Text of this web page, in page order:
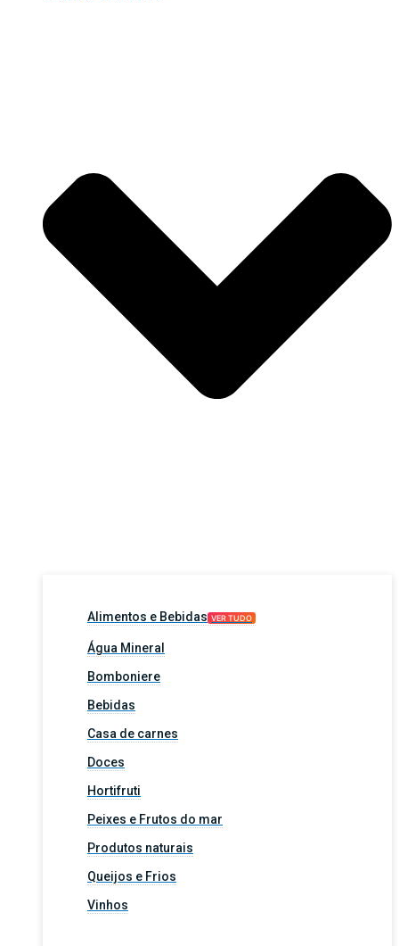
Alimentos e Bebidas VER TUDO
Água Mineral
Bomboniere
Bebidas
Casa de carnes
Doces
Hortifruti
Peixes e Frutos do mar
Produtos naturais
Queijos e Frios
Vinhos